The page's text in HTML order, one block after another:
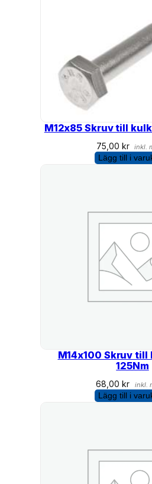
M12x85 Skruv till
75,00 kr inkl.
Lägg till i
M14x100 Skruv till
125Nm
68,00kr inkl.
Lägg till i